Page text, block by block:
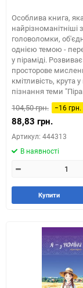
Особлива книга,
найрізноманітніші
головоломки,
однією темою -
у піраміді. Розвиває
просторове
кмітливість, крута
пізнання теми
104,50 грн.
−16 грн.
88,83 грн.
Артикул: 444313
В наявності
Купити